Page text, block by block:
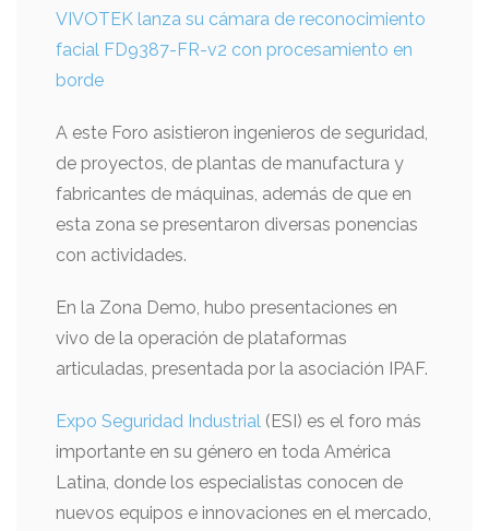
VIVOTEK lanza su cámara de reconocimiento
facial FD9387-FR-v2 con procesamiento en
borde
A este Foro asistieron ingenieros de seguridad,
de proyectos, de plantas de manufactura y
fabricantes de máquinas, además de que en
esta zona se presentaron diversas ponencias
con actividades.
En la Zona Demo, hubo presentaciones en
vivo de la operación de plataformas
articuladas, presentada por la asociación IPAF.
Expo Seguridad Industrial (ESI) es el foro más
importante en su género en toda América
Latina, donde los especialistas conocen de
nuevos equipos e innovaciones en el mercado,